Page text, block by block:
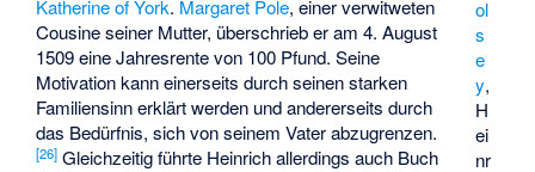
ol
s
e
y,
H
ei
nr
Katherine of York. Margaret Pole, einer verwitweten
Cousine seiner Mutter, überschrieb er am 4. August
1509 eine Jahresrente von 100 Pfund. Seine
Motivation kann einerseits durch seinen starken
Familiensinn erklärt werden und andererseits durch
das Bedürfnis, sich von seinem Vater abzugrenzen.
[26] Gleichzeitig führte Heinrich allerdings auch Buch